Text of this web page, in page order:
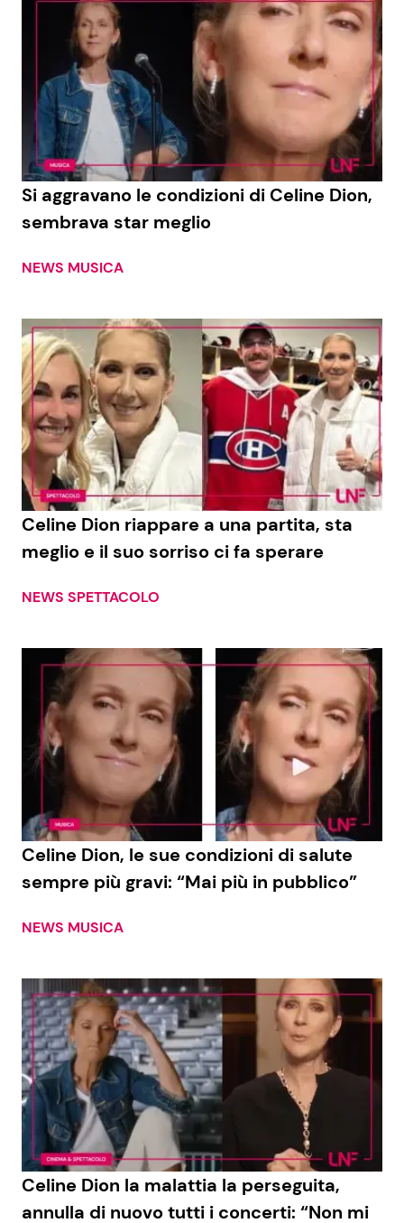
Chi siamo
Disclaimer e Privacy
Redazione
Contattaci
Pubblicità
Si aggravano le condizioni di Celine Dion,
sembrava star meglio
NEWS MUSICA
Celine Dion riappare a una partita, sta
meglio e il suo sorriso ci fa sperare
NEWS SPETTACOLO
Celine Dion, le sue condizioni di salute
sempre più gravi: “Mai più in pubblico”
NEWS MUSICA
Celine Dion la malattia la perseguita,
annulla di nuovo tutti i concerti: “Non mi